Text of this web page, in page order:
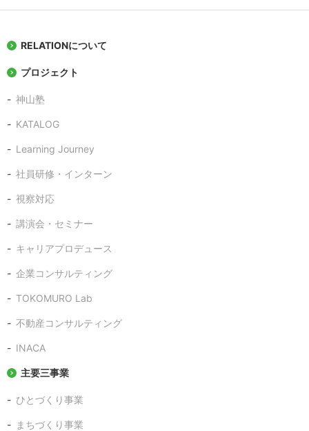
RELATIONについて
プロジェクト
神山塾
KATALOG
Learning Journey
社員研修・インターン
視察対応
講演会・セミナー
キャリアプロデュース
企業コンサルティング
TOKOMURO Lab
不動産コンサルティング
INACA
主要三事業
ひとづくり事業
まちづくり事業